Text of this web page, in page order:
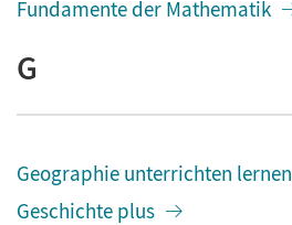
Fundamente der Mathematik
G
Geographie unterrichten lernen
Geschichte plus